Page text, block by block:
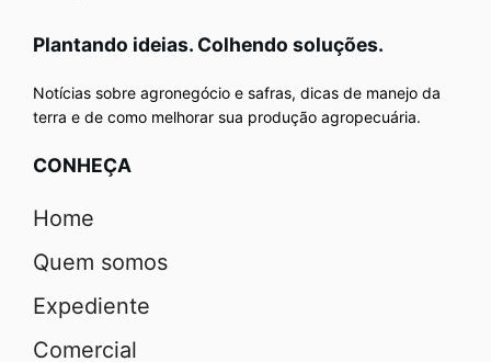
Plantando ideias. Colhendo soluções.
Notícias sobre agronegócio e safras, dicas de manejo da
terra e de como melhorar sua produção agropecuária.
CONHEÇA
Home
Quem somos
Expediente
Comercial